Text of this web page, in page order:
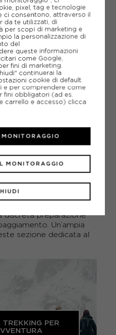
che consiste nel
boschi e lungo percorsi
Per praticare questo
optare per un
a strati. Le
della gamma di prodotti
resistenza, leggerezza,
libertà di
rapida, impermeabilità,
trekking rivestono un
e vanno scelte con cura
trekking a volte
Anche l’attrezzatura da
i bastoncini, lo zaino, il
da tenda vi saranno
i vostri
è sbagliato, perché
è possibile
discreta preparazione
Un’ampia
sezione dedicata al
TREKKING PER
pixel, tag e tecnologie
ci consentono, attraverso il
da te utilizzati, di
per scopi di marketing e
la personalizzazione di
del
queste informazioni
come Google,
fini di marketing.
continuerai la
cookie di default.
e per comprendere come
fini obbligatori (ad es.
carrello e accesso) clicca
MONITORAGGIO